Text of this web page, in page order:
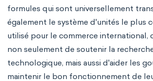
formules qui sont universellement
également le système d'unités le plus
utilisé pour le commerce international,
non seulement de soutenir la
technologique, mais aussi d'aider les
maintenir le bon fonctionnement de